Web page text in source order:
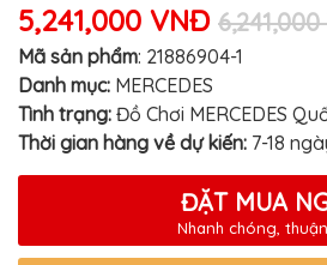
ĐỒ
CHƠI
XE
HƠI
MỚI
NHẤT
ĐỒ
CẤP
5,241,000 VNĐ
Mã sản phẩm: 21886904-1
Danh mục: MERCEDES
Tình trạng: Đồ Chơi MERCEDES
Thời gian hàng về dự kiến: 7-18
ĐẶT MUA
Nhanh chóng,